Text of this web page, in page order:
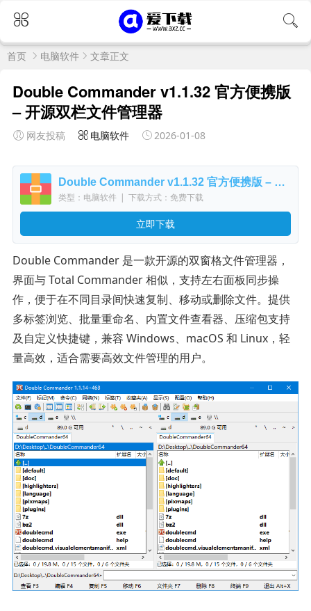
首页 电脑软件 文章正文
Double Commander v1.1.32 官方便携版
– 开源双栏文件管理器
网友投稿 电脑软件 2026-01-08
Double Commander v1.1.32 官方便携版 – 开源双栏文件管理器
类型：电脑软件 | 下载方式：免费下载
立即下载
Double Commander 是一款开源的双窗格文件管理器，
界面与 Total Commander 相似，支持左右面板同步操
作，便于在不同目录间快速复制、移动或删除文件。提供
多标签浏览、批量重命名、内置文件查看器、压缩包支持
及自定义快捷键，兼容 Windows、macOS 和 Linux，轻
量高效，适合需要高效文件管理的用户。